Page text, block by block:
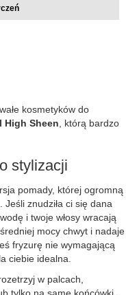
kosmetyków do
High Sheen , którą bardzo
stylizacji
pomady, której ogromną
znudziła ci się dana
i twoje włosy wracają
mocy chwyt i nadaje
fryzurę nie wymagającą
ciebie idealna.
w palcach,